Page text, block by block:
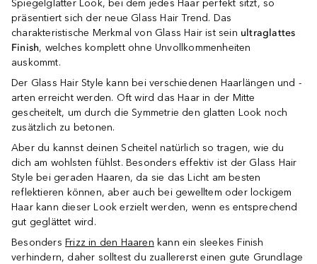
Spiegelglatter Look, bei dem jedes Haar perfekt sitzt, so
präsentiert sich der neue Glass Hair Trend. Das
charakteristische Merkmal von Glass Hair ist sein ultraglattes
Finish, welches komplett ohne Unvollkommenheiten
auskommt.
Der Glass Hair Style kann bei verschiedenen Haarlängen und -
arten erreicht werden. Oft wird das Haar in der Mitte
gescheitelt, um durch die Symmetrie den glatten Look noch
zusätzlich zu betonen.
Aber du kannst deinen Scheitel natürlich so tragen, wie du
dich am wohlsten fühlst. Besonders effektiv ist der Glass Hair
Style bei geraden Haaren, da sie das Licht am besten
reflektieren können, aber auch bei gewelltem oder lockigem
Haar kann dieser Look erzielt werden, wenn es entsprechend
gut geglättet wird.
Besonders Frizz in den Haaren kann ein sleekes Finish
verhindern, daher solltest du zuallererst einen gute Grundlage